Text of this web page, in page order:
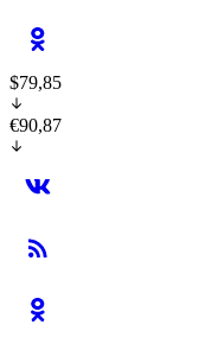
$79,85
€90,87